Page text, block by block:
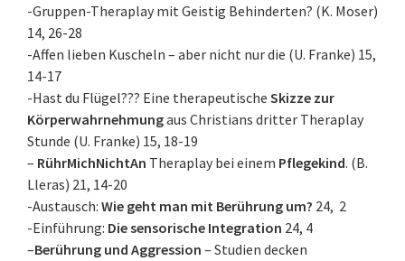
-Gruppen-Theraplay mit Geistig Behinderten? (K. Moser)
14, 26-28
-Affen lieben Kuscheln – aber nicht nur die (U. Franke) 15,
14-17
-Hast du Flügel??? Eine therapeutische Skizze zur
Körperwahrnehmungaus Christians dritter Theraplay
Stunde (U. Franke) 15, 18-19
– RührMichNichtAn Theraplay bei einem Pflegekind. (B.
Lleras) 21, 14-20
-Austausch: Wie geht man mit Berührung um? 24, 2
-Einführung: Die sensorische Integration 24, 4
–Berührung und Aggression – Studien decken